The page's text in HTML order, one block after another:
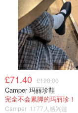
£71.40 £120.00
Camper 玛丽珍鞋
完全不会累脚的玛丽珍！
Camper 1177人感兴趣